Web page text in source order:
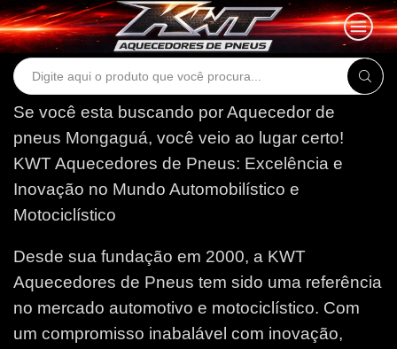
Search
Se você esta buscando por Aquecedor de
pneus Mongaguá, você veio ao lugar certo!
KWT Aquecedores de Pneus: Excelência e
Inovação no Mundo Automobilístico e
Motociclístico
Desde sua fundação em 2000, a KWT
Aquecedores de Pneus tem sido uma referência
no mercado automotivo e motociclístico. Com
um compromisso inabalável com inovação,